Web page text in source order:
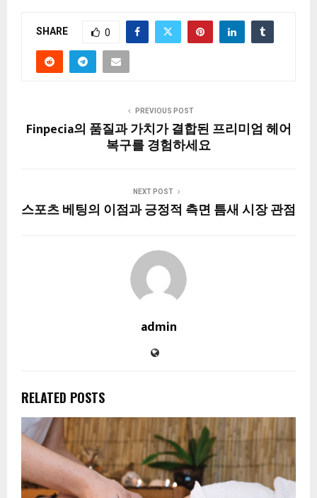
SHARE 0
PREVIOUS POST
Finpecia의 품질과 가치가 결합된 프리미엄 헤어
복구를 경험하세요
NEXT POST
스포츠 베팅의 이점과 긍정적 측면 틈새 시장 관점
admin
RELATED POSTS